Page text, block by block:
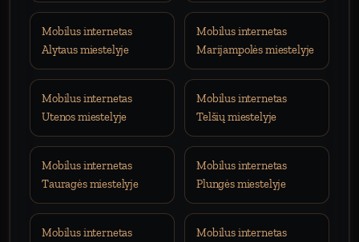
Mobilus internetas
Alytaus miestelyje
Mobilus internetas
Marijampolės miestelyje
Mobilus internetas
Utenos miestelyje
Mobilus internetas
Telšių miestelyje
Mobilus internetas
Tauragės miestelyje
Mobilus internetas
Plungės miestelyje
Mobilus internetas
Mobilus internetas